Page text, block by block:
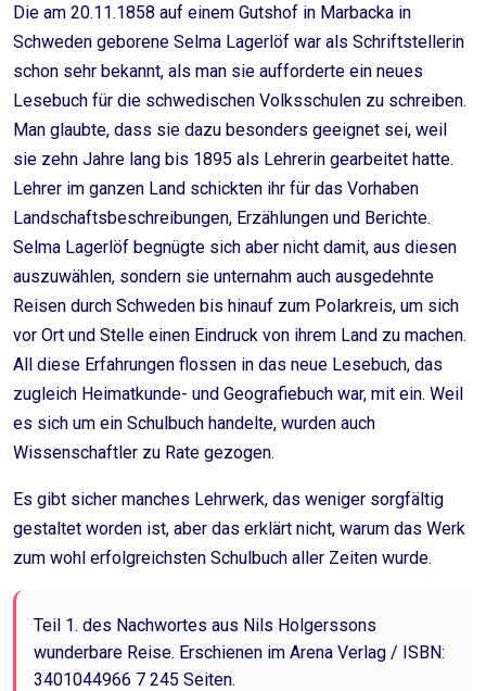
Die am 20.11.1858 auf einem Gutshof in Marbacka in
Schweden geborene Selma Lagerlöf war als Schriftstellerin
schon sehr bekannt, als man sie aufforderte ein neues
Lesebuch für die schwedischen Volksschulen zu schreiben.
Man glaubte, dass sie dazu besonders geeignet sei, weil
sie zehn Jahre lang bis 1895 als Lehrerin gearbeitet hatte.
Lehrer im ganzen Land schickten ihr für das Vorhaben
Landschaftsbeschreibungen, Erzählungen und Berichte.
Selma Lagerlöf begnügte sich aber nicht damit, aus diesen
auszuwählen, sondern sie unternahm auch ausgedehnte
Reisen durch Schweden bis hinauf zum Polarkreis, um sich
vor Ort und Stelle einen Eindruck von ihrem Land zu machen.
All diese Erfahrungen flossen in das neue Lesebuch, das
zugleich Heimatkunde- und Geografiebuch war, mit ein. Weil
es sich um ein Schulbuch handelte, wurden auch
Wissenschaftler zu Rate gezogen.
Es gibt sicher manches Lehrwerk, das weniger sorgfältig
gestaltet worden ist, aber das erklärt nicht, warum das Werk
zum wohl erfolgreichsten Schulbuch aller Zeiten wurde.
Teil 1. des Nachwortes aus Nils Holgerssons
wunderbare Reise. Erschienen im Arena Verlag / ISBN:
3401044966 7 245 Seiten.